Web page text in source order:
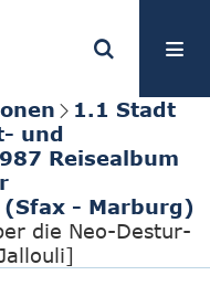
1.1 Stadt
und
Reisealbum
- Marburg)
die Neo-Destur-